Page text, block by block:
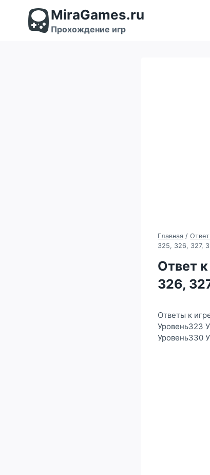
содержимому
MiraGames.ru
Прохождение игр
Главная /
325, 326, 327,
Ответ
326,
Ответы к
Уровень323
Уровень330